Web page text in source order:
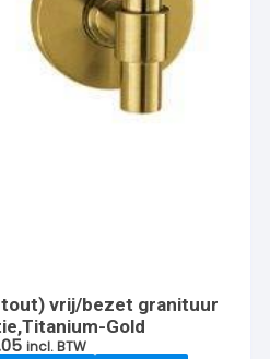
vrij/bezet granituur
Gold
incl. BTW